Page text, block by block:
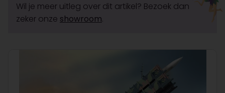
Wil je meer uitleg over dit artikel? Bezoek dan
zeker onze showroom.